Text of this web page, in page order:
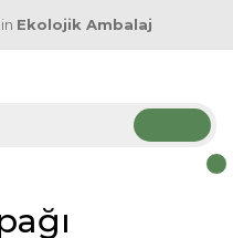
Ekolojik Ambalaj